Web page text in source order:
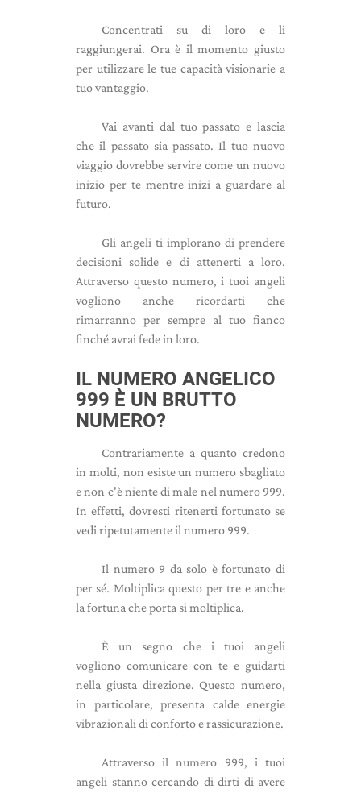
Concentrati su di loro e li
raggiungerai. Ora è il momento giusto
per utilizzare le tue capacità visionarie a
tuo vantaggio.
Vai avanti dal tuo passato e lascia
che il passato sia passato. Il tuo nuovo
viaggio dovrebbe servire come un nuovo
inizio per te mentre inizi a guardare al
futuro.
Gli angeli ti implorano di prendere
decisioni solide e di attenerti a loro.
Attraverso questo numero, i tuoi angeli
vogliono anche ricordarti che
rimarranno per sempre al tuo fianco
finché avrai fede in loro.
IL NUMERO ANGELICO
999 È UN BRUTTO
NUMERO?
Contrariamente a quanto credono
in molti, non esiste un numero sbagliato
e non c'è niente di male nel numero 999.
In effetti, dovresti ritenerti fortunato se
vedi ripetutamente il numero 999.
Il numero 9 da solo è fortunato di
per sé. Moltiplica questo per tre e anche
la fortuna che porta si moltiplica.
È un segno che i tuoi angeli
vogliono comunicare con te e guidarti
nella giusta direzione. Questo numero,
in particolare, presenta calde energie
vibrazionali di conforto e rassicurazione.
Attraverso il numero 999, i tuoi
angeli stanno cercando di dirti di avere